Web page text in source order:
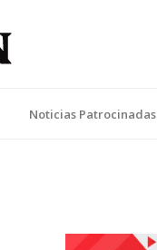
Noticias Patrocinadas